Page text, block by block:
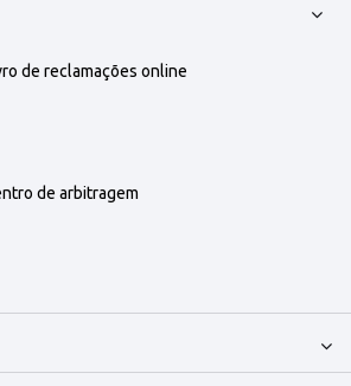
de reclamações online
de arbitragem